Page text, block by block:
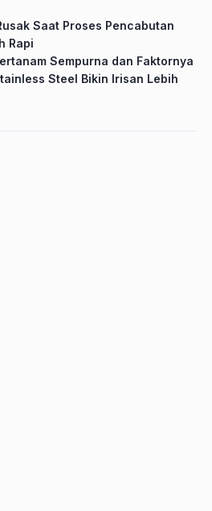
Saat Proses Pencabutan
Rapi
Sempurna dan Faktornya
Steel Bikin Irisan Lebih